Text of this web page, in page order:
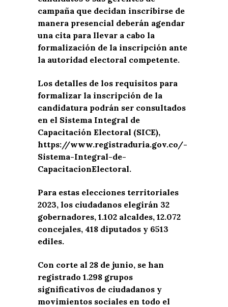
campaña que decidan inscribirse de
manera presencial deberán agendar
una cita para llevar a cabo la
formalización de la inscripción ante
la autoridad electoral competente.
Los detalles de los requisitos para
formalizar la inscripción de la
candidatura podrán ser consultados
en el Sistema Integral de
Capacitación Electoral (SICE),
https://www.registraduria.gov.co/-
Sistema-Integral-de-
CapacitacionElectoral.
Para estas elecciones territoriales
2023, los ciudadanos elegirán 32
gobernadores, 1.102 alcaldes, 12.072
concejales, 418 diputados y 6513
ediles.
Con corte al 28 de junio, se han
registrado 1.298 grupos
significativos de ciudadanos y
movimientos sociales en todo el